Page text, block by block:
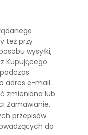
też przy
wysyłki,
Kupującego
adres e-mail.
zmieniona lub
Zamawianie.
przepisów
do